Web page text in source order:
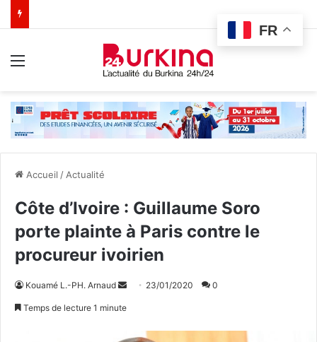
Accueil / Actualité
Côte d’Ivoire : Guillaume Soro
porte plainte à Paris contre le
procureur ivoirien
Kouamé L.-PH. Arnaud
o
23/01/2020 0
Temps de lecture 1 minute
FR